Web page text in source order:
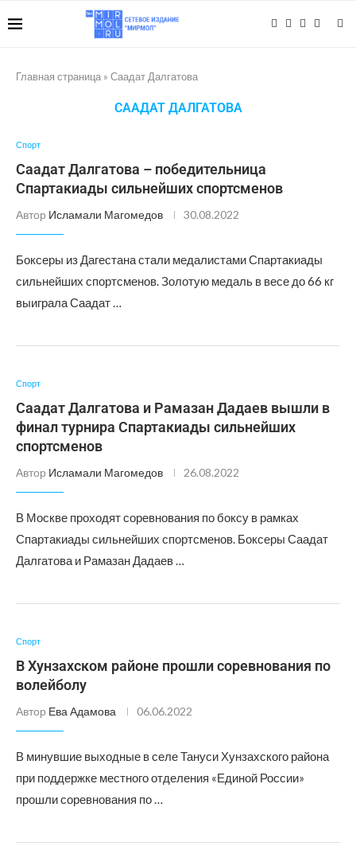
Главная страница » Саадат Далгатова
СААДАТ ДАЛГАТОВА
Спорт
Саадат Далгатова – победительница
Спартакиады сильнейших спортсменов
Автор Исламали Магомедов 30.08.2022
Боксеры из Дагестана стали медалистами Спартакиады
сильнейших спортсменов. Золотую медаль в весе до 66 кг
выиграла Саадат …
Спорт
Саадат Далгатова и Рамазан Дадаев вышли в
финал турнира Спартакиады сильнейших
спортсменов
Автор Исламали Магомедов 26.08.2022
В Москве проходят соревнования по боксу в рамках
Спартакиады сильнейших спортсменов. Боксеры Саадат
Далгатова и Рамазан Дадаев …
Спорт
В Хунзахском районе прошли соревнования по
волейболу
Автор Ева Адамова 06.06.2022
В минувшие выходные в селе Тануси Хунзахского района
при поддержке местного отделения «Единой России»
прошли соревнования по …